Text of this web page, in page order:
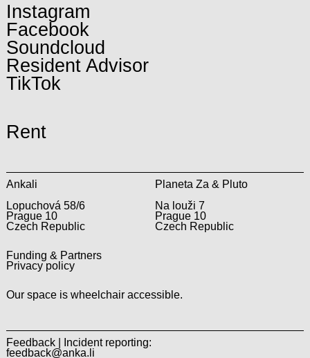
Instagram
Facebook
Soundcloud
Resident Advisor
TikTok
Rent
Ankali
Lopuchová 58/6
Prague 10
Czech Republic
Planeta Za & Pluto
Na louži 7
Prague 10
Czech Republic
Funding & Partners
Privacy policy
Our space is wheelchair accessible.
Feedback | Incident reporting:
feedback@anka.li